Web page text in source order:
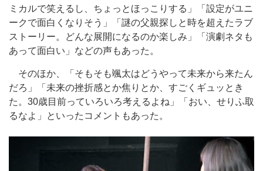
ミカルで笑えるし、ちょっとほっこりする」「設定がユニ
ークで面白くなりそう」「謎の父親探しと時を超えたラブ
ストーリー。どんな展開になるのか楽しみ」「演劇ネタも
あって面白い」などの声もあった。
そのほか、「そもそも颯太はどうやって未来から来たん
だろ」「未来の挫折感とか焦りとか、すごくギュッとき
た。30歳目前っていろいろ考えるよね」「おい、せりふ取
るなよ」といったコメントもあった。